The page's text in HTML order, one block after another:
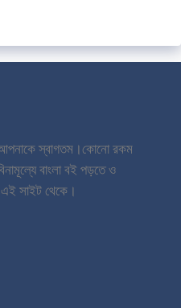
স্বাগতম।কোনো রকম
বাংলা বই পড়তে ও
সাইট থেকে।